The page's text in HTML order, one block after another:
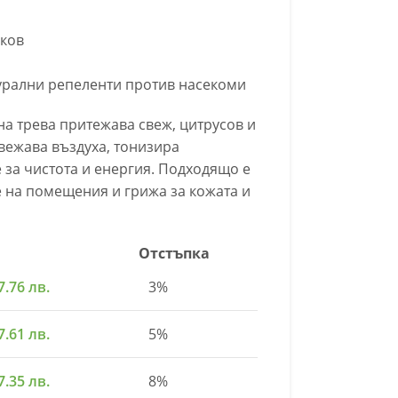
репеленти против насекоми
трева притежава свеж, цитрусов и
въздуха, тонизира
чистота и енергия. Подходящо е
помещения и грижа за кожата и
Отстъпка
лв. 3%
лв. 5%
лв. 8%